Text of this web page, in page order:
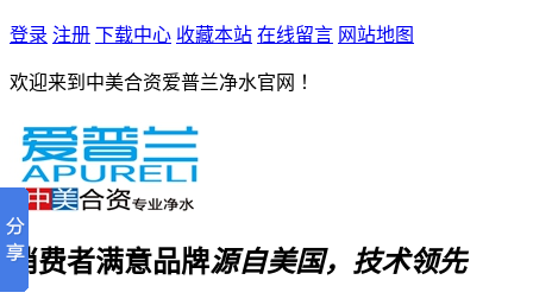
登录 注册 下载中心 收藏本站 在线留言 网站地图
欢迎来到中美合资爱普兰净水官网 ！
消费者满意品牌源自美国，技术领先